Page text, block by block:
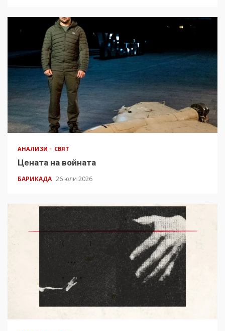
АНАЛИЗИ СВЯТ
Цената на войната
БАРИКАДА 26 юли 2026